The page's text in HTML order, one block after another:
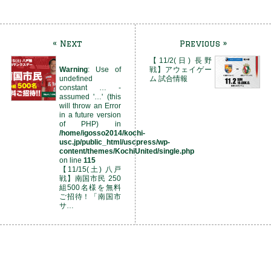
« Next
Warning: Use of
undefined
constant … -
assumed '…' (this
will throw an Error
in a future version
of PHP) in
/home/igosso2014/kochi-
usc.jp/public_html/uscpress/wp-
content/themes/KochiUnited/single.php
on line 115
【11/15(土) 八戸
戦】南国市民 250
組500名様を無料
ご招待！「南国市
サ…
Previous »
【11/2(日) 長野
戦】アウェイゲー
ム 試合情報